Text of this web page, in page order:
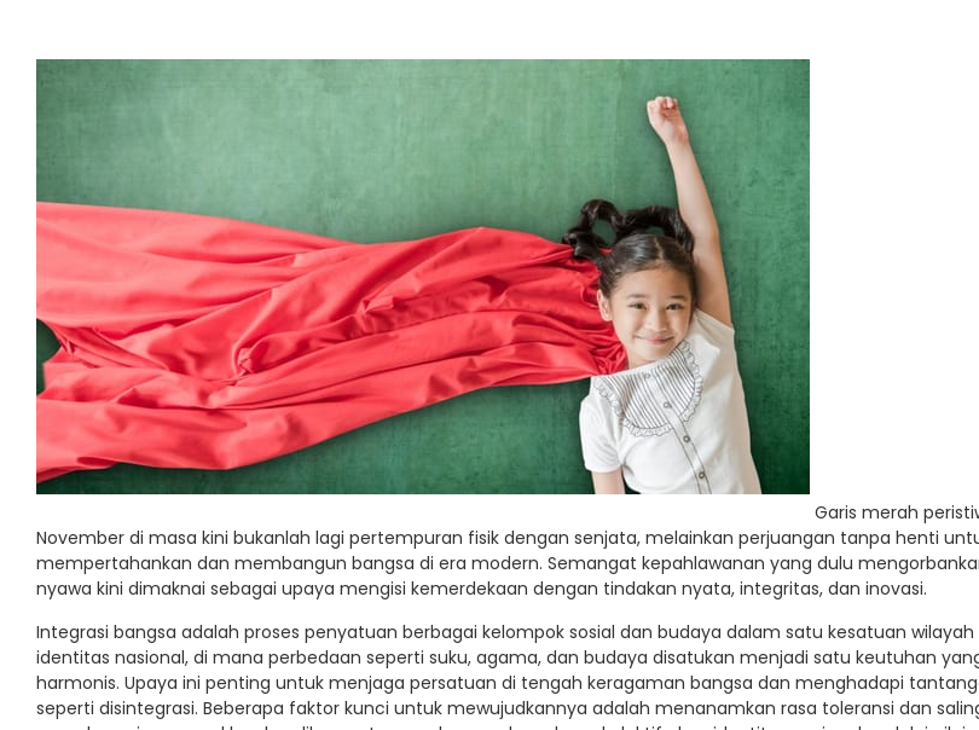
Garis merah
November di masa kini bukanlah lagi pertempuran fisik dengan senjata, melainkan perjuangan tanpa henti
mempertahankan dan membangun bangsa di era modern. Semangat kepahlawanan yang dulu
nyawa kini dimaknai sebagai upaya mengisi kemerdekaan dengan tindakan nyata, integritas, dan inovasi.
Integrasi bangsa adalah proses penyatuan berbagai kelompok sosial dan budaya dalam satu kesatuan wilayah
identitas nasional, di mana perbedaan seperti suku, agama, dan budaya disatukan menjadi satu keutuhan
harmonis. Upaya ini penting untuk menjaga persatuan di tengah keragaman bangsa dan menghadapi
seperti disintegrasi. Beberapa faktor kunci untuk mewujudkannya adalah menanamkan rasa toleransi dan